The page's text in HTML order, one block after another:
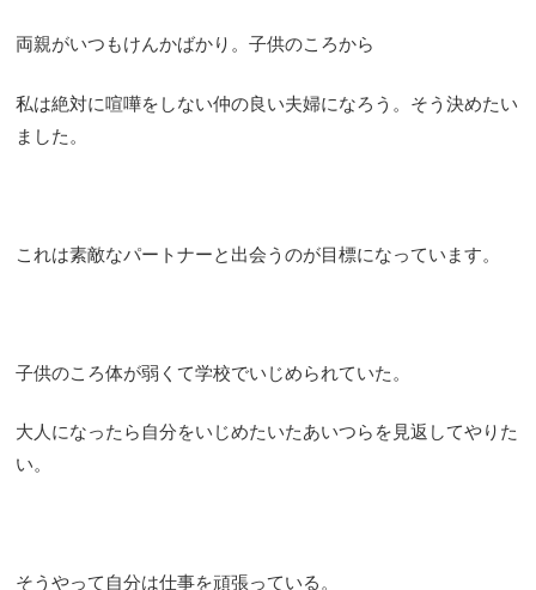
両親がいつもけんかばかり。子供のころから
私は絶対に喧嘩をしない仲の良い夫婦になろう。そう決めたい
ました。
これは素敵なパートナーと出会うのが目標になっています。
子供のころ体が弱くて学校でいじめられていた。
大人になったら自分をいじめたいたあいつらを見返してやりた
い。
そうやって自分は仕事を頑張っている。